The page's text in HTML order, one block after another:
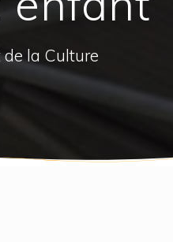
de la Culture